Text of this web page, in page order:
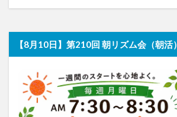
【8月10日】第210回 朝リズム会（朝活）